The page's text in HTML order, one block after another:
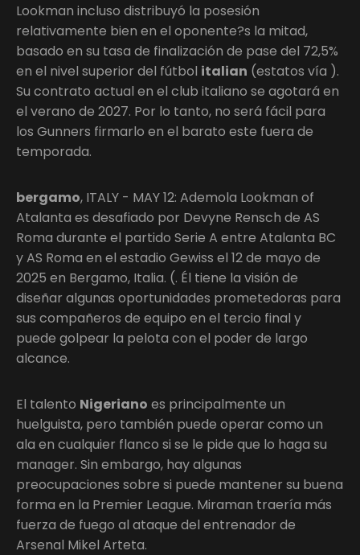
Lookman incluso distribuyó la posesión
relativamente bien en el oponente?s la mitad,
basado en su tasa de finalización de pase del 72,5%
en el nivel superior del fútbol italian (estatos vía ).
Su contrato actual en el club italiano se agotará en
el verano de 2027. Por lo tanto, no será fácil para
los Gunners firmarlo en el barato este fuera de
temporada.
bergamo, ITALY - MAY 12: Ademola Lookman of
Atalanta es desafiado por Devyne Rensch de AS
Roma durante el partido Serie A entre Atalanta BC
y AS Roma en el estadio Gewiss el 12 de mayo de
2025 en Bergamo, Italia. (. Él tiene la visión de
diseñar algunas oportunidades prometedoras para
sus compañeros de equipo en el tercio final y
puede golpear la pelota con el poder de largo
alcance.
El talento Nigeriano es principalmente un
huelguista, pero también puede operar como un
ala en cualquier flanco si se le pide que lo haga su
manager. Sin embargo, hay algunas
preocupaciones sobre si puede mantener su buena
forma en la Premier League. Miraman traería más
fuerza de fuego al ataque del entrenador de
Arsenal Mikel Arteta.